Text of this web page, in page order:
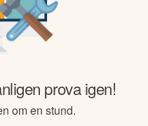
prova igen!
om en stund.